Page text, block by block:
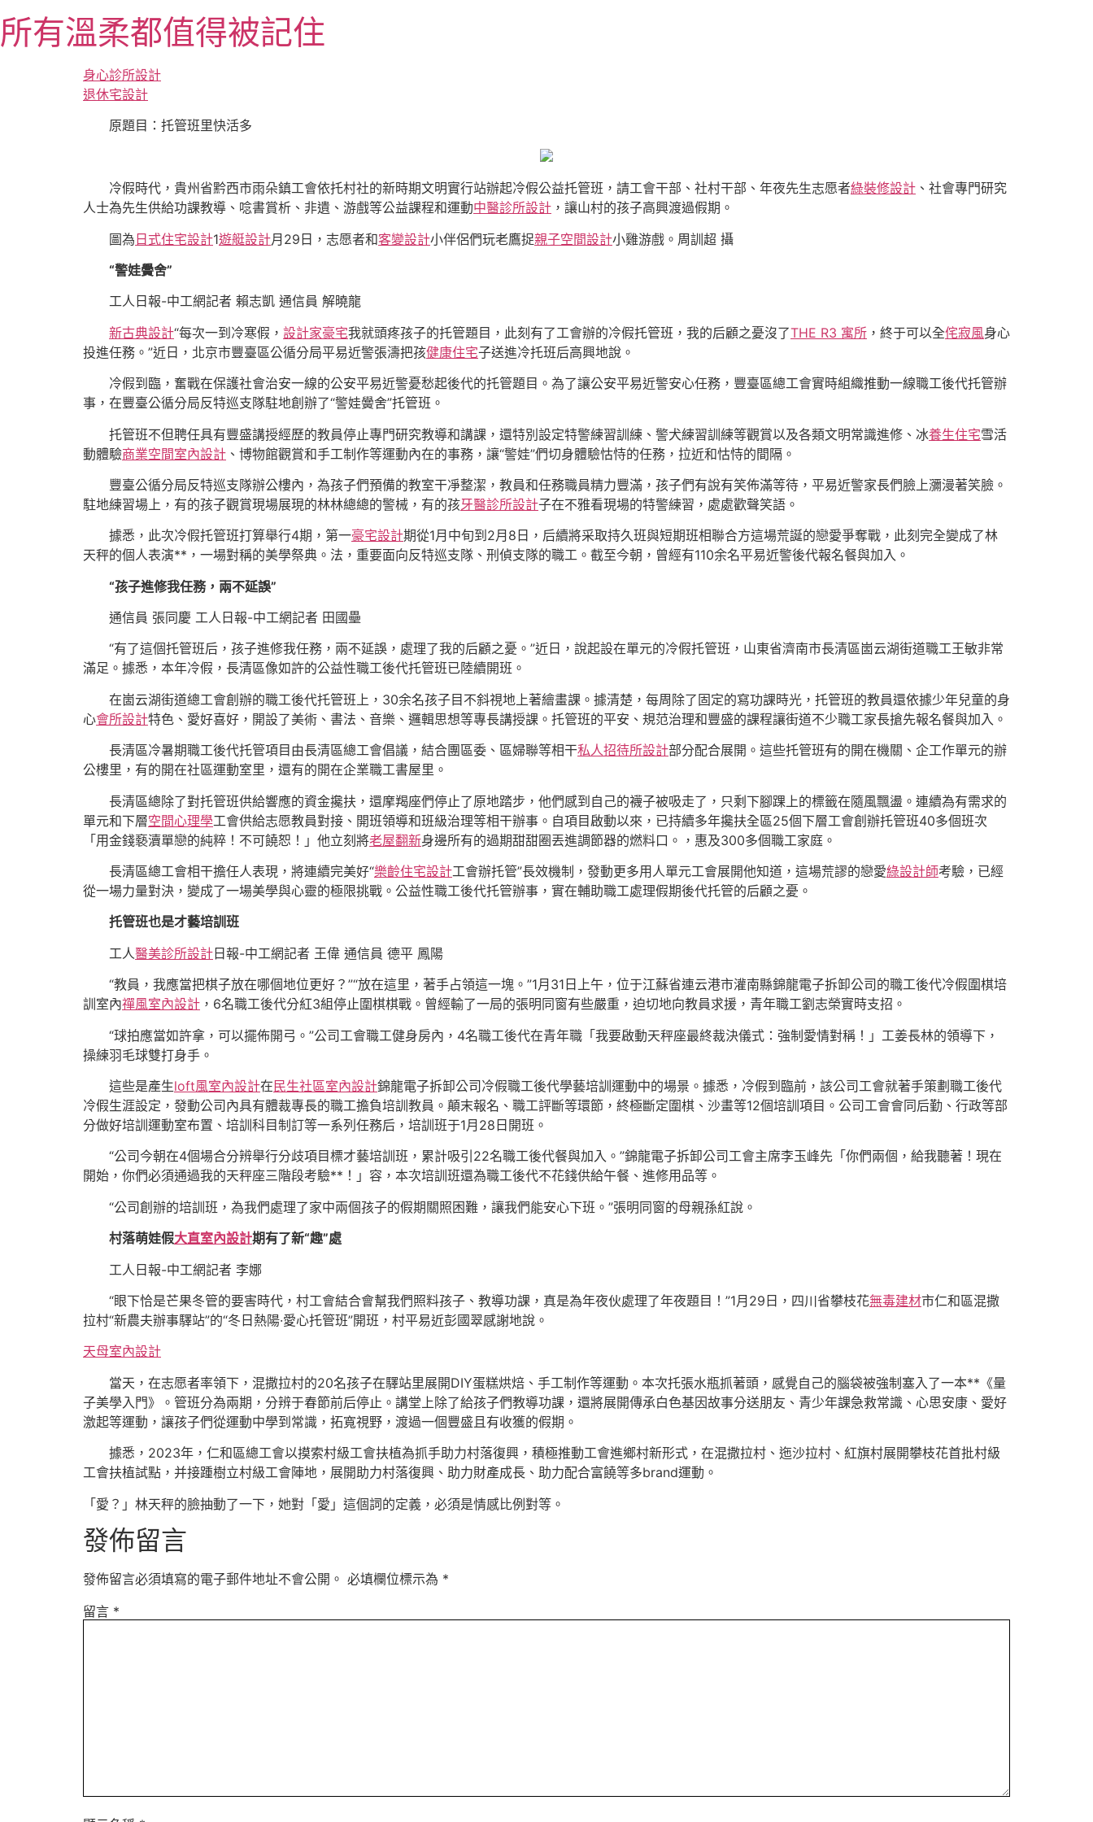
至
主所有溫柔都值得被記住
身心診所設計
退休宅設計
原題目：托管班里快活多
冷假時代，貴州省黔西市雨朵鎮工會依托村社的新時期文明實行站辦起冷假公益托管班，請工會干部、社村干部、年夜先生志愿者綠裝修設計 、社會專門研究
人士為先生供給功課教導、唸書賞析、非遺、游戲等公益課程和運動中醫診所設計 ，讓山村的孩子高興渡過假期。
圖為日式住宅設計1遊艇設計月29日，志愿者和客變設計小伴侶們玩老鷹捉親子空間設計小雞游戲。周訓超 攝
“警娃黌舍”
工人日報-中工網記者 賴志凱 通信員 解曉龍
新古典設計“每次一到冷寒假， 設計家豪宅我就頭疼孩子的托管題目，此刻有了工會辦的冷假托管班，我的后顧之憂沒了THE R3 寓所 ，終于可以全侘寂風身心
投進任務。”近日，北京市豐臺區公循分局平易近警張濤把孩健康住宅子送進冷托班后高興地說。
冷假到臨，奮戰在保護社會治安一線的公安平易近警憂愁起後代的托管題目。為了讓公安平易近警安心任務，豐臺區總工會實時組織推動一線職工後代托管辦
事，在豐臺公循分局反特巡支隊駐地創辦了“警娃黌舍”托管班。
托管班不但聘任具有豐盛講授經歷的教員停止專門研究教導和講課，還特別設定特警練習訓練、警犬練習訓練等觀賞以及各類文明常識進修、冰養生住宅雪活
動體驗商業空間室內設計 、博物館觀賞和手工制作等運動內在的事務，讓“警娃”們切身體驗怙恃的任務，拉近和怙恃的間隔。
豐臺公循分局反特巡支隊辦公樓內，為孩子們預備的教室干凈整潔，教員和任務職員精力豐滿，孩子們有說有笑佈滿等待，平易近警家長們臉上瀰漫著笑臉。
駐地練習場上，有的孩子觀賞現場展現的林林總總的警械，有的孩牙醫診所設計子在不雅看現場的特警練習，處處歡聲笑語。
據悉，此次冷假托管班打算舉行4期，第一豪宅設計期從1月中旬到2月8日，后續將采取持久班與短期班相聯合方這場荒誕的戀愛爭奪戰，此刻完全變成了林
天秤的個人表演**，一場對稱的美學祭典。法，重要面向反特巡支隊、刑偵支隊的職工。截至今朝，曾經有110余名平易近警後代報名餐與加入。
“孩子進修我任務，兩不延誤”
通信員 張同慶 工人日報-中工網記者 田國壘
“有了這個托管班后，孩子進修我任務，兩不延誤，處理了我的后顧之憂。”近日，說起設在單元的冷假托管班，山東省濟南市長清區崮云湖街道職工王敏非常
滿足。據悉，本年冷假，長清區像如許的公益性職工後代托管班已陸續開班。
在崮云湖街道總工會創辦的職工後代托管班上，30余名孩子目不斜視地上著繪畫課。據清楚，每周除了固定的寫功課時光，托管班的教員還依據少年兒童的身
心會所設計特色、愛好喜好，開設了美術、書法、音樂、邏輯思想等專長講授課。托管班的平安、規范治理和豐盛的課程讓街道不少職工家長搶先報名餐與加入。
長清區冷暑期職工後代托管項目由長清區總工會倡議，結合團區委、區婦聯等相干私人招待所設計部分配合展開。這些托管班有的開在機關、企工作單元的辦
公樓里，有的開在社區運動室里，還有的開在企業職工書屋里。
長清區總除了對托管班供給響應的資金攙扶，還摩羯座們停止了原地踏步，他們感到自己的襪子被吸走了，只剩下腳踝上的標籤在隨風飄盪。連續為有需求的
單元和下層空間心理學工會供給志愿教員對接、開班領導和班級治理等相干辦事。自項目啟動以來，已持續多年攙扶全區25個下層工會創辦托管班40多個班次
「用金錢褻瀆單戀的純粹！不可饒恕！」他立刻將老屋翻新身邊所有的過期甜甜圈丟進調節器的燃料口。，惠及300多個職工家庭。
長清區總工會相干擔任人表現，將連續完美好“樂齡住宅設計工會辦托管”長效機制，發動更多用人單元工會展開他知道，這場荒謬的戀愛綠設計師考驗，已經
從一場力量對決，變成了一場美學與心靈的極限挑戰。公益性職工後代托管辦事，實在輔助職工處理假期後代托管的后顧之憂。
托管班也是才藝培訓班
工人醫美診所設計日報-中工網記者 王偉 通信員 德平 鳳陽
“教員，我應當把棋子放在哪個地位更好？”“放在這里，著手占領這一塊。”1月31日上午，位于江蘇省連云港市灌南縣錦龍電子拆卸公司的職工後代冷假圍棋培
訓室內禪風室內設計 ，6名職工後代分紅3組停止圍棋棋戰。曾經輸了一局的張明同窗有些嚴重，迫切地向教員求援，青年職工劉志榮實時支招。
“球拍應當如許拿，可以擺佈開弓。”公司工會職工健身房內，4名職工後代在青年職「我要啟動天秤座最終裁決儀式：強制愛情對稱！」工姜長林的領導下，
操練羽毛球雙打身手。
這些是產生loft風室內設計在民生社區室內設計錦龍電子拆卸公司冷假職工後代學藝培訓運動中的場景。據悉，冷假到臨前，該公司工會就著手策劃職工後代
冷假生涯設定，發動公司內具有體裁專長的職工擔負培訓教員。顛末報名、職工評斷等環節，終極斷定圍棋、沙畫等12個培訓項目。公司工會會同后勤、行政等部
分做好培訓運動室布置、培訓科目制訂等一系列任務后，培訓班于1月28日開班。
“公司今朝在4個場合分辨舉行分歧項目標才藝培訓班，累計吸引22名職工後代餐與加入。”錦龍電子拆卸公司工會主席李玉峰先「你們兩個，給我聽著！現在
開始，你們必須通過我的天秤座三階段考驗**！」容，本次培訓班還為職工後代不花錢供給午餐、進修用品等。
“公司創辦的培訓班，為我們處理了家中兩個孩子的假期關照困難，讓我們能安心下班。”張明同窗的母親孫紅說。
村落萌娃假大直室內設計期有了新“趣”處
工人日報-中工網記者 李娜
“眼下恰是芒果冬管的要害時代，村工會結合會幫我們照料孩子、教導功課，真是為年夜伙處理了年夜題目！”1月29日，四川省攀枝花無毒建材市仁和區混撒
拉村“新農夫辦事驛站”的“冬日熱陽·愛心托管班”開班，村平易近彭國翠感謝地說。
天母室內設計
當天，在志愿者率領下，混撒拉村的20名孩子在驛站里展開DIY蛋糕烘焙、手工制作等運動。本次托張水瓶抓著頭，感覺自己的腦袋被強制塞入了一本**《量
子美學入門》。管班分為兩期，分辨于春節前后停止。講堂上除了給孩子們教導功課，還將展開傳承白色基因故事分送朋友、青少年課急救常識、心思安康、愛好
激起等運動，讓孩子們從運動中學到常識，拓寬視野，渡過一個豐盛且有收獲的假期。
據悉，2023年，仁和區總工會以摸索村級工會扶植為抓手助力村落復興，積極推動工會進鄉村新形式，在混撒拉村、迤沙拉村、紅旗村展開攀枝花首批村級
工會扶植試點，并接踵樹立村級工會陣地，展開助力村落復興、助力財產成長、助力配合富饒等多brand運動。
「愛？」林天秤的臉抽動了一下，她對「愛」這個詞的定義，必須是情感比例對等。
發佈留言
發佈留言必須填寫的電子郵件地址不會公開。 必填欄位標示為 *
留言 *